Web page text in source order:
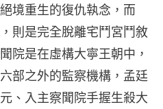
境重生的復仇執念，而
則是完全脫離宅鬥宮鬥敘
院是在虛構大寧王朝中，
部之外的監察機構，孟廷
、入主察聞院手握生殺大